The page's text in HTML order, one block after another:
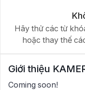
Hãy thử các từ
hoặc thay thế
Giới thiệu
Coming soon!